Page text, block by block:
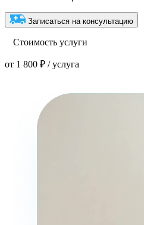
Записаться на консультацию
Стоимость услуги
от 1 800 ₽ / услуга